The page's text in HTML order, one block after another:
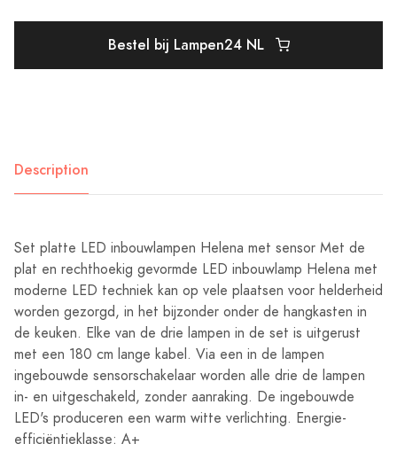
Bestel bij Lampen24 NL
Description
Set platte LED inbouwlampen Helena met sensor Met de
plat en rechthoekig gevormde LED inbouwlamp Helena met
moderne LED techniek kan op vele plaatsen voor helderheid
worden gezorgd, in het bijzonder onder de hangkasten in
de keuken. Elke van de drie lampen in de set is uitgerust
met een 180 cm lange kabel. Via een in de lampen
ingebouwde sensorschakelaar worden alle drie de lampen
in- en uitgeschakeld, zonder aanraking. De ingebouwde
LED's produceren een warm witte verlichting. Energie-
efficiëntieklasse: A+